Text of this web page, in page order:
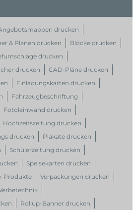
drucken
& Planen drucken
Blöcke drucken
drucken
drucken
CAD-Pläne drucken
Einladungskarten drucken
Fahrzeugbeschriftung
Fotoleinwand drucken
Hochzeitszeitung drucken
drucken
Plakate drucken
Schülerzeitung drucken
Speisekarten drucken
Produkte
Verpackungen drucken
Rollup-Banner drucken